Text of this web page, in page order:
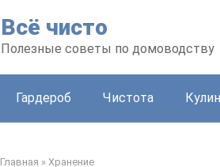
Всё чисто
Полезные советы по домоводству
Гардероб Чистота
Главная » Хранение